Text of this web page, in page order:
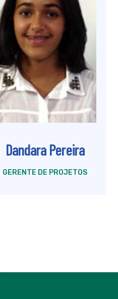
Dandara Pereira
GERENTE DE PROJETOS